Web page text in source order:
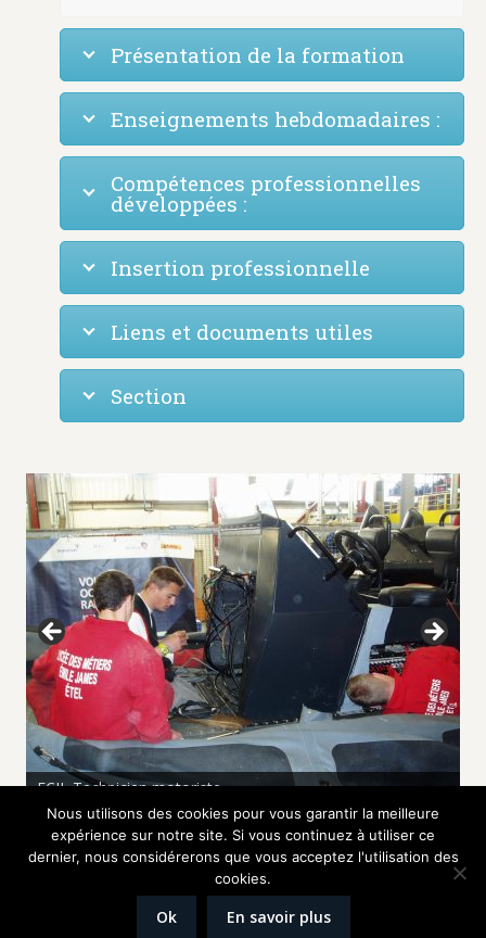
Présentation de la formation
Enseignements hebdomadaires :
Compétences professionnelles
développées :
Insertion professionnelle
Liens et documents utiles
Section
FCIL Technicien motoriste
Contactez-nous
Modalités d’inscription :
Nous utilisons des cookies pour vous garantir la meilleure
expérience sur notre site. Si vous continuez à utiliser ce
dernier, nous considérerons que vous acceptez l'utilisation des
cookies.
Ok En savoir plus